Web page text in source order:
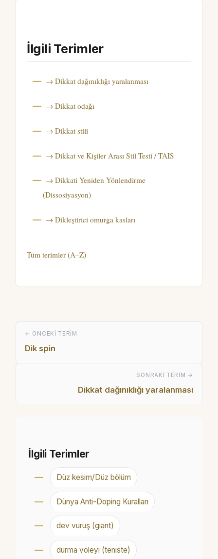
İlgili Terimler
→ Dikkat dağınıklığı yaralanması
→ Dikkat odağı
→ Dikkat stili
→ Dikkat ve Kişiler Arası Stil Testi / TAIS
→ Dikkati Yeniden Yönlendirme
(Dissosiyasyon)
→ Dikleştirici omurga kasları
Tüm terimler (A–Z)
← ÖNCEKI TERIM
Dik spin
SONRAKI TERIM →
Dikkat dağınıklığı yaralanması
İlgili Terimler
Düz kesim/Düz bölüm
Dünya Anti-Doping Kuralları
dev vuruş (giant)
durma voleyi (teniste)